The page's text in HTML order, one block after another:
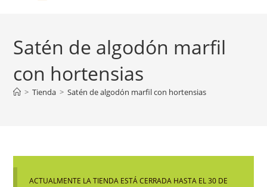
Satén de algodón marfil
con hortensias
> Tienda > Satén de algodón marfil con hortensias
ACTUALMENTE LA TIENDA ESTÁ CERRADA HASTA EL 30 DE